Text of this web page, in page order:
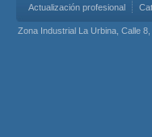
Actualización profesional
Zona Industrial La Urbina, Calle